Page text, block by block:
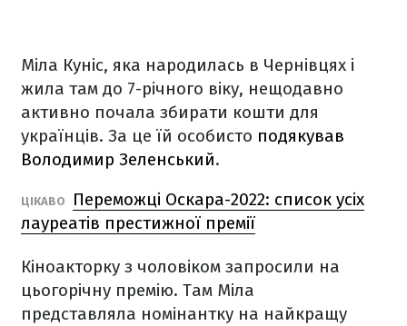
Міла Куніс, яка народилась в Чернівцях і
жила там до 7-річного віку, нещодавно
активно почала збирати кошти для
українців. За це їй особисто подякував
Володимир Зеленський.
ЦІКАВО
Переможці Оскара-2022: список усіх
лауреатів престижної премії
Кіноакторку з чоловіком запросили на
цьогорічну премію. Там Міла
представляла номінантку на найкращу